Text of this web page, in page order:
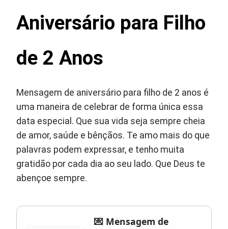
Aniversário para Filho
de 2 Anos
Mensagem de aniversário para filho de 2 anos é
uma maneira de celebrar de forma única essa
data especial. Que sua vida seja sempre cheia
de amor, saúde e bênçãos. Te amo mais do que
palavras podem expressar, e tenho muita
gratidão por cada dia ao seu lado. Que Deus te
abençoe sempre.
💌 Mensagem de